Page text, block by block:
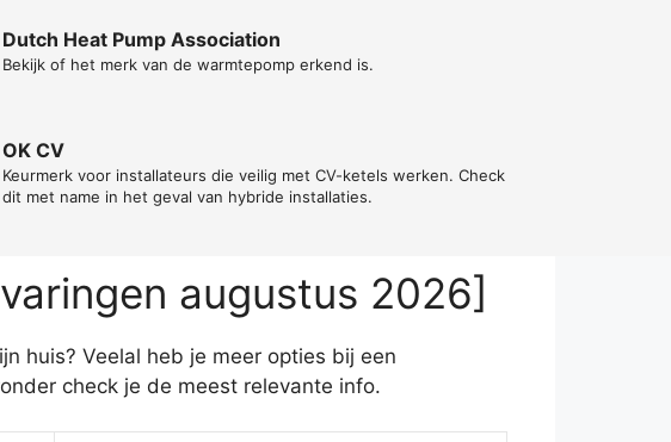
Dutch Heat Pump Association
Bekijk of het merk van de warmtepomp erkend is.
OK CV
Keurmerk voor installateurs die veilig met CV-ketels werken. Check
dit met name in het geval van hybride installaties.
augustus 2026]
huis? Veelal heb je meer opties bij een
check je de meest relevante info.